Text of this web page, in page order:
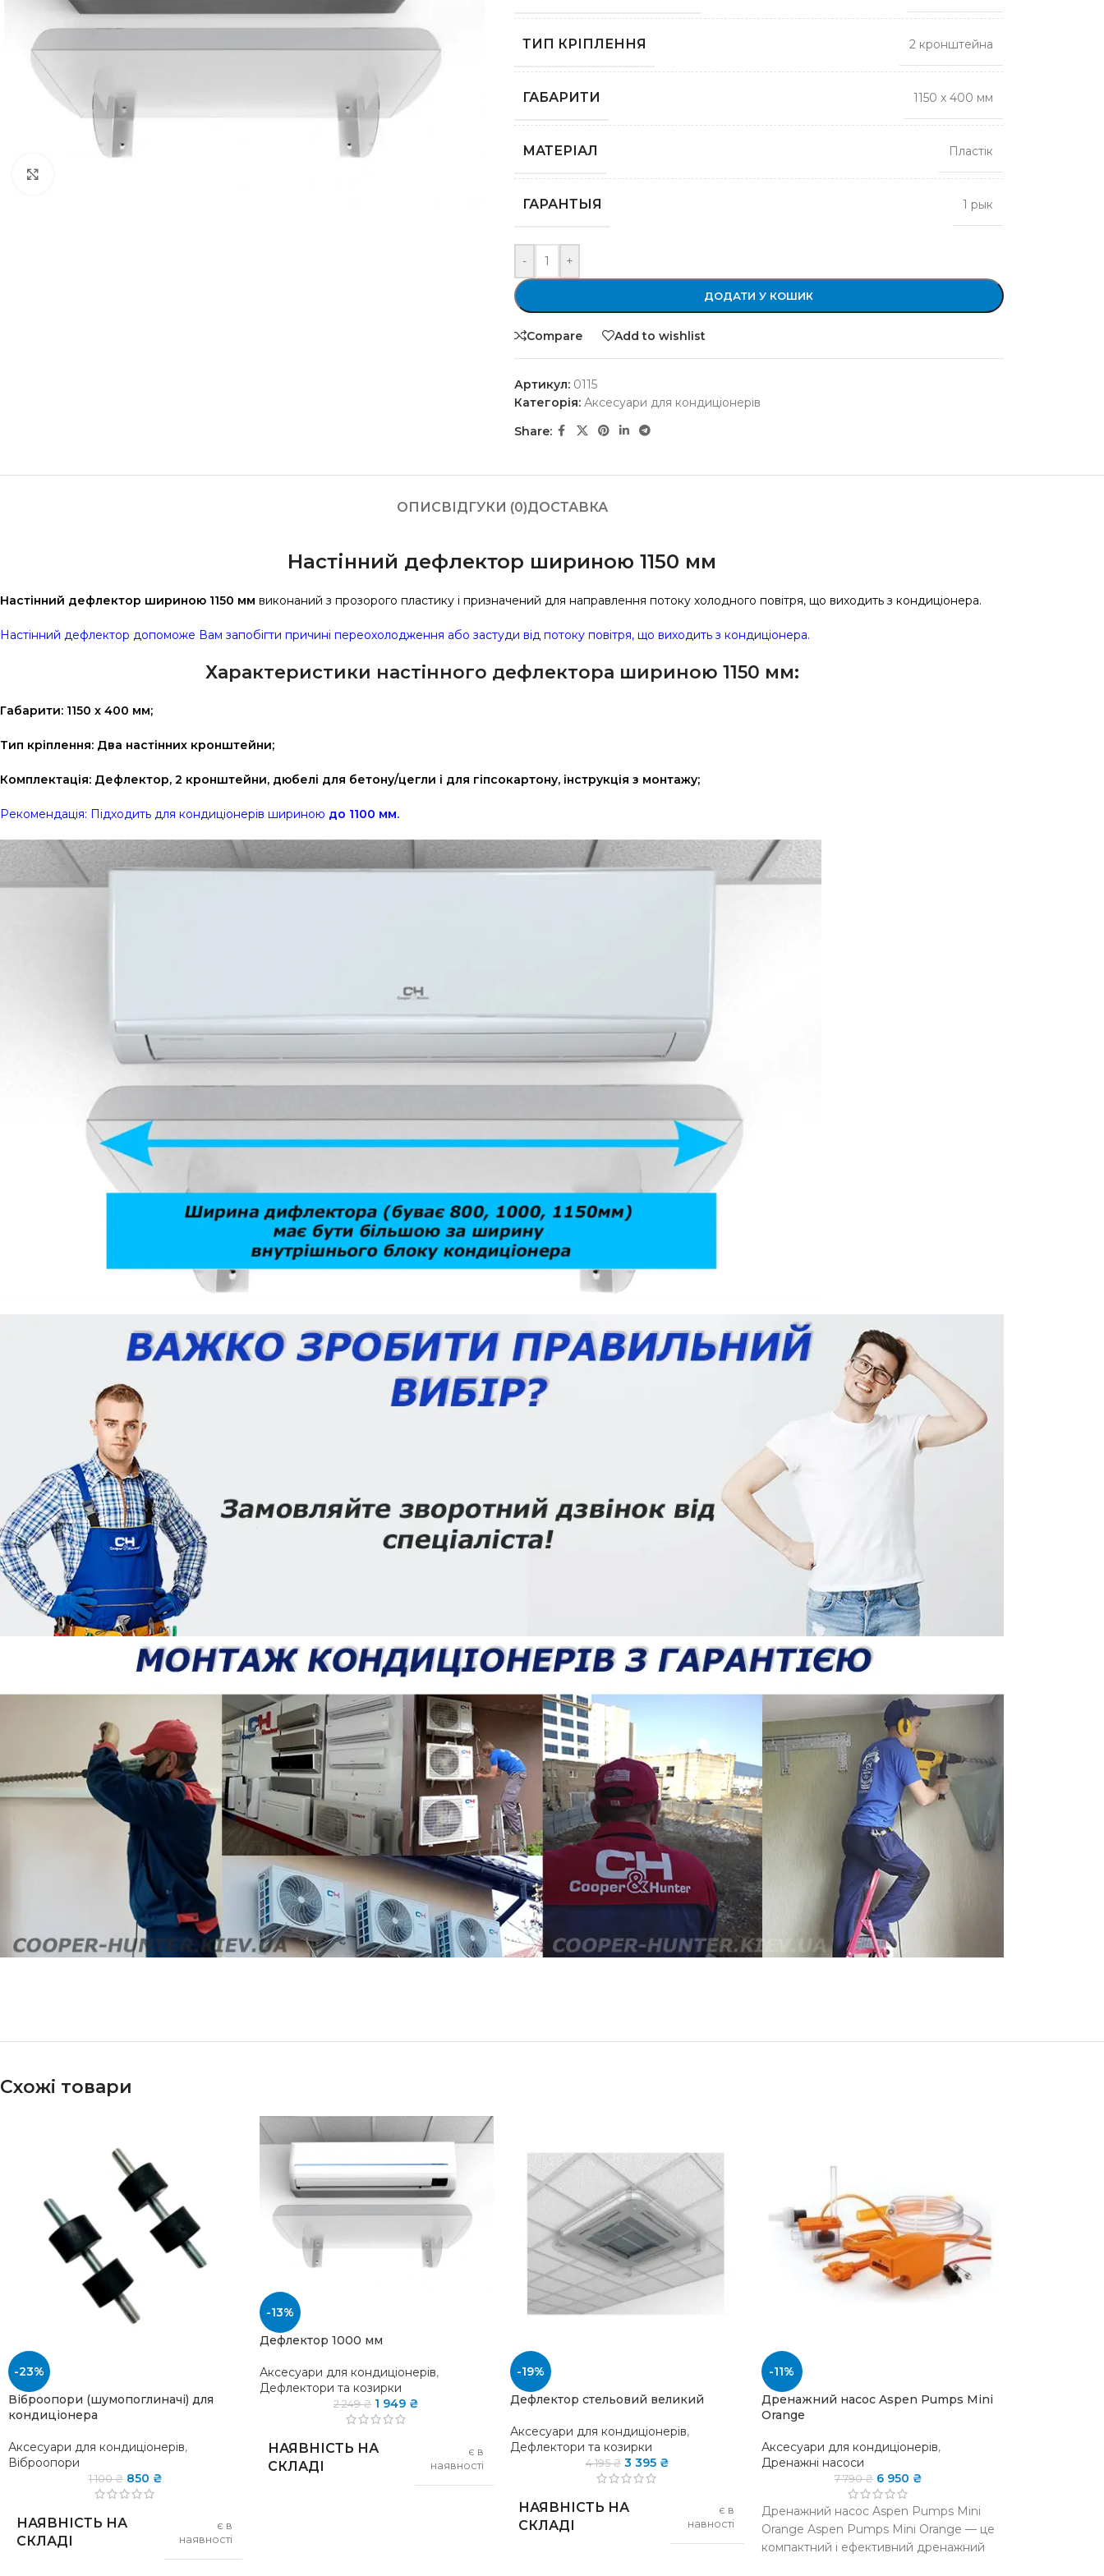
ТИП КРІПЛЕННЯ 2 кронштейна
ГАБАРИТИ 1150 х 400 мм
МАТЕРІАЛ Пластік
ГАРАНТЫЯ 1 рык
- +
ДОДАТИ У КОШИК
Compare Add to wishlist
Артикул: 0115
Категорія: Аксесуари для кондиціонерів
Share:
ОПИСВІДГУКИ (0)ДОСТАВКА
Настінний дефлектор шириною 1150 мм
Настінний дефлектор шириною 1150 мм виконаний з прозорого пластику і призначений для направлення потоку холодного повітря, що виходить з кондиціонера.
Настінний дефлектор допоможе Вам запобігти причині переохолодження або застуди від потоку повітря, що виходить з кондиціонера.
Характеристики настінного дефлектора шириною 1150 мм:
Габарити: 1150 х 400 мм;
Тип кріплення: Два настінних кронштейни;
Комплектація: Дефлектор, 2 кронштейни, дюбелі для бетону/цегли і для гіпсокартону, інструкція з монтажу;
Рекомендація: Підходить для кондиціонерів шириною до 1100 мм.
Схожі товари
-23%
Віброопори (шумопоглиначі) для
кондиціонера
Аксесуари для кондиціонерів,
Віброопори
1 100₴ 850 ₴
НАЯВНІСТЬ НА
СКЛАДІ
є в
наявності
-13%
Дефлектор 1000 мм
Аксесуари для кондиціонерів,
Дефлектори та козирки
2 249₴ 1 949 ₴
НАЯВНІСТЬ НА
СКЛАДІ
є в
наявності
-19%
Дефлектор стельовий великий
Аксесуари для кондиціонерів,
Дефлектори та козирки
4 195₴ 3 395 ₴
НАЯВНІСТЬ НА
СКЛАДІ
є в
навності
-11%
Дренажний насос Aspen Pumps Mini
Orange
Аксесуари для кондиціонерів,
Дренажні насоси
7 790₴ 6 950 ₴
Дренажний насос Aspen Pumps Mini
Orange Aspen Pumps Mini Orange — це
компактний і ефективний дренажний